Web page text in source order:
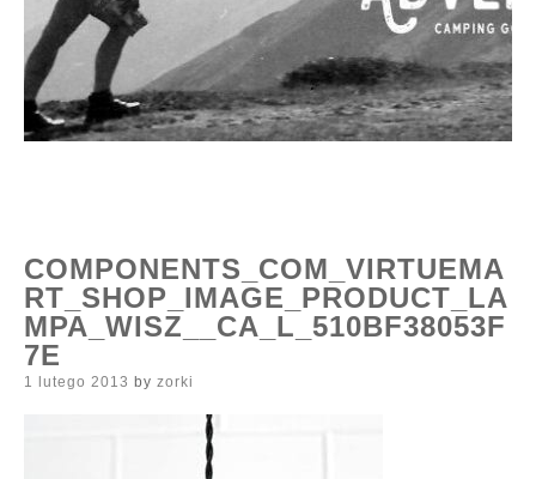
COMPONENTS_COM_VIRTUEMA
RT_SHOP_IMAGE_PRODUCT_LA
MPA_WISZ__CA_L_510BF38053F
7E
Posted
1 lutego 2013 by zorki